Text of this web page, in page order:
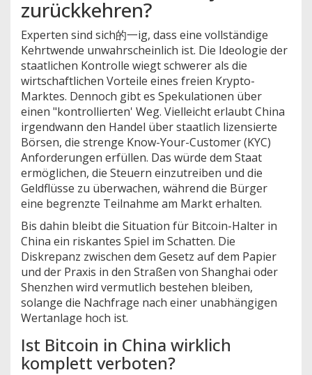
zurückkehren?
Experten sind sich的一ig, dass eine vollständige
Kehrtwende unwahrscheinlich ist. Die Ideologie der
staatlichen Kontrolle wiegt schwerer als die
wirtschaftlichen Vorteile eines freien Krypto-
Marktes. Dennoch gibt es Spekulationen über
einen "kontrollierten' Weg. Vielleicht erlaubt China
irgendwann den Handel über staatlich lizensierte
Börsen, die strenge Know-Your-Customer (KYC)
Anforderungen erfüllen. Das würde dem Staat
ermöglichen, die Steuern einzutreiben und die
Geldflüsse zu überwachen, während die Bürger
eine begrenzte Teilnahme am Markt erhalten.
Bis dahin bleibt die Situation für Bitcoin-Halter in
China ein riskantes Spiel im Schatten. Die
Diskrepanz zwischen dem Gesetz auf dem Papier
und der Praxis in den Straßen von Shanghai oder
Shenzhen wird vermutlich bestehen bleiben,
solange die Nachfrage nach einer unabhängigen
Wertanlage hoch ist.
Ist Bitcoin in China wirklich
komplett verboten?